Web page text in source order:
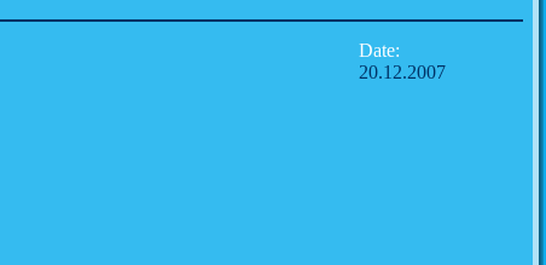
Date:
20.12.2007